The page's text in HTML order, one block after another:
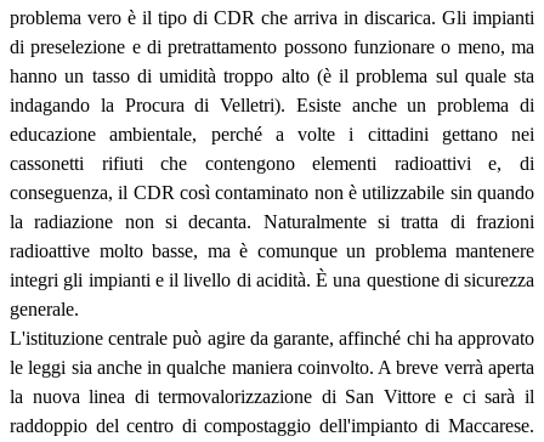
problema vero è il tipo di CDR che arriva in discarica. Gli impianti
di preselezione e di pretrattamento possono funzionare o meno, ma
hanno un tasso di umidità troppo alto (è il problema sul quale sta
indagando la Procura di Velletri). Esiste anche un problema di
educazione ambientale, perché a volte i cittadini gettano nei
cassonetti rifiuti che contengono elementi radioattivi e, di
conseguenza, il CDR così contaminato non è utilizzabile sin quando
la radiazione non si decanta. Naturalmente si tratta di frazioni
radioattive molto basse, ma è comunque un problema mantenere
integri gli impianti e il livello di acidità. È una questione di sicurezza
generale.
L'istituzione centrale può agire da garante, affinché chi ha approvato
le leggi sia anche in qualche maniera coinvolto. A breve verrà aperta
la nuova linea di termovalorizzazione di San Vittore e ci sarà il
raddoppio del centro di compostaggio dell'impianto di Maccarese.